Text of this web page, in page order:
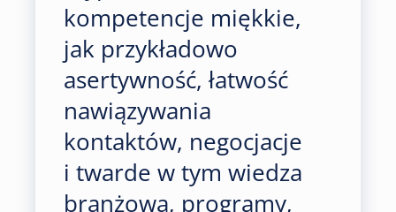
kompetencje miękkie,
jak przykładowo
asertywność, łatwość
nawiązywania
kontaktów, negocjacje
i twarde w tym wiedza
branżowa, programy,